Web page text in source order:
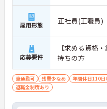
雇用形態 正社員(正職員)
応募要件
【求める資格
持ちの方
車通勤可 残業少なめ 年間休日110日
退職金制度あり